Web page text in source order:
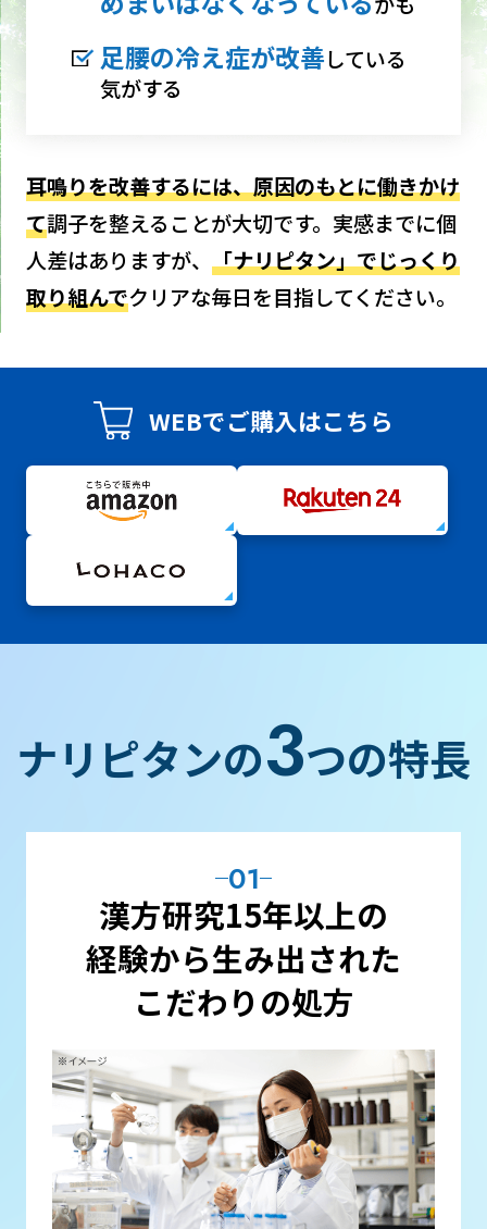
足腰の冷え症が改善している
気がする
耳鳴りを改善するには、原因のもとに働きかけ
て調子を整えることが大切です。 実感までに個
人差はありますが、 「ナリピタン」でじっくり
取り組んでクリアな毎日を目指してください。
WEBでご購入はこちら
ナリピタンの3つの特長
01
漢方研究15年以上の
経験から生み出された
こだわりの処方